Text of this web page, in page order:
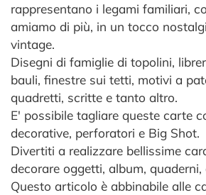
rappresentano i legami familiari,
amiamo di più, in un tocco
vintage.
Disegni di famiglie di topolini,
bauli, finestre sui tetti, motivi a
quadretti, scritte e tanto altro.
E' possibile tagliare queste carte
decorative, perforatori e Big Shot.
Divertiti a realizzare bellissime
decorare oggetti, album,
Questo articolo è abbinabile alle